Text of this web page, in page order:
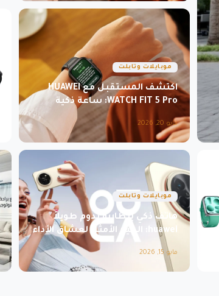
موبايلات وتابلت
اكتشف المستقبل مع HUAWEI
WATCH FIT 5 Pro: ساعة ذكية
تجمع بين التكنولوجيا والأناقة
مايو 20, 2026
موبايلات وتابلت
هاتف ذكي ببطارية تدوم طويلاً
huawei: الخيار الأمثل لعشاق الأداء
العالي
مايو 15, 2026